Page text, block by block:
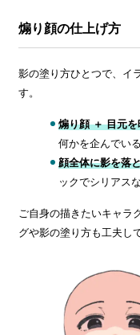
煽り顔の仕上げ方
影の塗り方ひとつで、イ
す。
煽り顔 ＋ 目元
何かを企んでい
顔全体に影を落
ックでシリアス
ご自身の描きたいキャラ
グや影の塗り方も工夫し